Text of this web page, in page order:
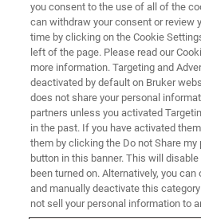
Signifikante Erhöhung des
mit Hilfe der RFA.
you consent to the use of all of the
can withdraw your consent or review
time by clicking on the Cookie
left of the page. Please read our
more information. Targeting and
deactivated by default on Bruker
does not share your personal
partners unless you activated
in the past. If you have activated
them by clicking the Do not Share
button in this banner. This will
been turned on. Alternatively, you
and manually deactivate this
not sell your personal information to